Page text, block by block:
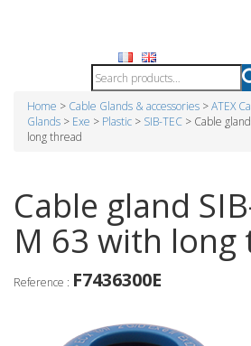
Home > Cable Glands & accessories >ATEX
Glands > Exe > Plastic > SIB-TEC > Cable
long thread
Cable gland
M 63 with long
Reference : F7436300E